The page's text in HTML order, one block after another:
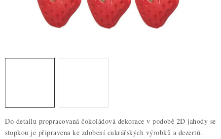
TÉMATICKÉ PRODUKTY
PROFI BALENÍ
NOVÉ ZBOŽÍ
Nepřevzetí zásilky na dobírku
Hodnocení obchodu
Blog
Moje objednávka
Do detailu propracovaná čokoládová dekorace v podobě 2D jahody se
stopkou je připravena ke zdobení cukrářských výrobků a dezertů.